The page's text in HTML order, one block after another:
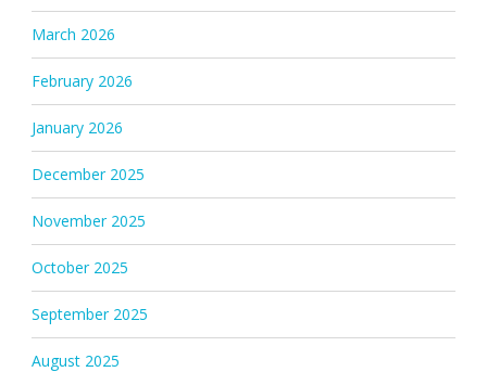
March 2026
February 2026
January 2026
December 2025
November 2025
October 2025
September 2025
August 2025